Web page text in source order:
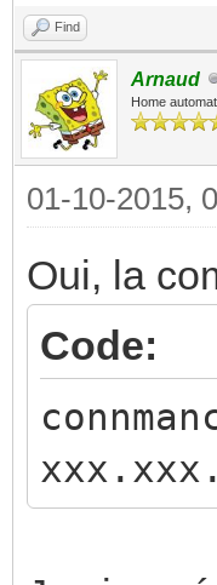
Find
Arnaud
Home
01-10-2015,
Oui, la
Code: